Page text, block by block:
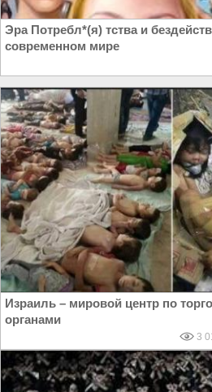
Эра Потребл*(я) тства и
современном мире
Израиль – мировой центр по
органами
3